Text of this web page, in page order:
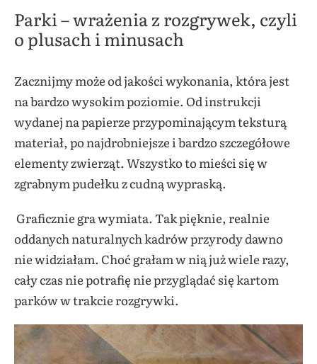
Parki – wrażenia z rozgrywek, czyli
o plusach i minusach
Zacznijmy może od jakości wykonania, która jest
na bardzo wysokim poziomie. Od instrukcji
wydanej na papierze przypominającym teksturą
materiał, po najdrobniejsze i bardzo szczegółowe
elementy zwierząt. Wszystko to mieści się w
zgrabnym pudełku z cudną wypraską.
Graficznie gra wymiata. Tak pięknie, realnie
oddanych naturalnych kadrów przyrody dawno
nie widziałam. Choć grałam w nią już wiele razy,
cały czas nie potrafię nie przyglądać się kartom
parków w trakcie rozgrywki.